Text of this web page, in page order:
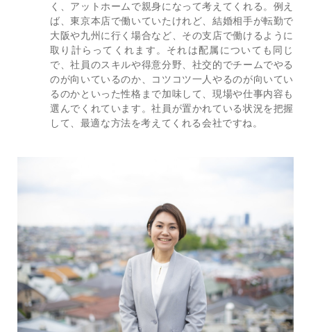
く、アットホームで親身になって考えてくれる。例え
ば、東京本店で働いていたけれど、結婚相手が転勤で
大阪や九州に行く場合など、その支店で働けるように
取り計らってくれます。それは配属についても同じ
で、社員のスキルや得意分野、社交的でチームでやる
のが向いているのか、コツコツ一人やるのが向いてい
るのかといった性格まで加味して、現場や仕事内容も
選んでくれています。社員が置かれている状況を把握
して、最適な方法を考えてくれる会社ですね。